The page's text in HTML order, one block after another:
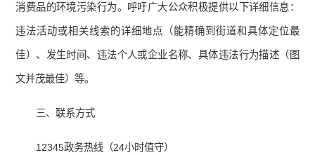
消费品的环境污染行为。呼吁广大公众积极提供以下详细信息：
违法活动或相关线索的详细地点（能精确到街道和具体定位最
佳）、发生时间、违法个人或企业名称、具体违法行为描述（图
文并茂最佳）等。
三、联系方式
12345政务热线（24小时值守）